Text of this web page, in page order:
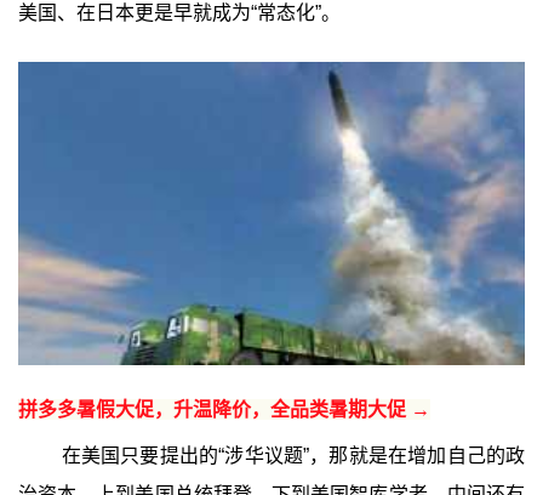
美国、在日本更是早就成为“常态化”。
拼多多暑假大促，升温降价，全品类暑期大促 →
在美国只要提出的“涉华议题”，那就是在增加自己的政